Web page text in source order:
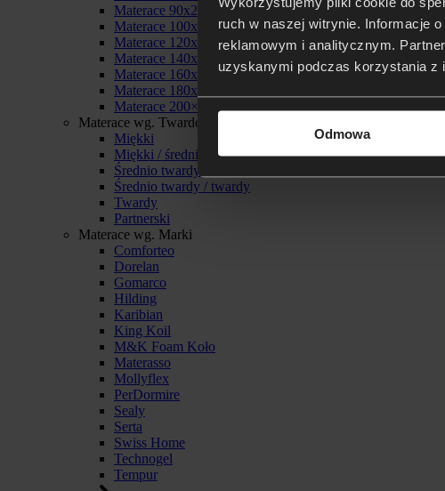
ruch w naszej witrynie. Informacje
reklamowym i analitycznym.
uzyskanymi podczas korzystania z
Odmowa
Materace 90x200
Materace 100x200
Materace 120x200
Materace 140x200
Materace 160x200
Materace 180x200
Materace 200×200
Materace wg. Twardości
Miękki
Miękki / średnio twardy
Średnio twardy
Średnio twardy / twardy
Twardy
Partnerski
Materace wg. Marki
Comforteo
Dorelan
Gomarco
Hilding
Karibian
King Koil
M&K Foam Koło
Materasso
Mollyflex
PerDormire
Sealy
Serta
Swiss Home
Technogel
Tempur